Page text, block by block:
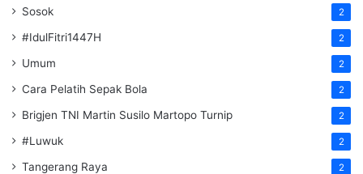
Sosok 2
#IdulFitri1447H 2
Umum 2
Cara Pelatih Sepak Bola 2
Brigjen TNI Martin Susilo Martopo Turnip 2
#Luwuk 2
Tangerang Raya 2